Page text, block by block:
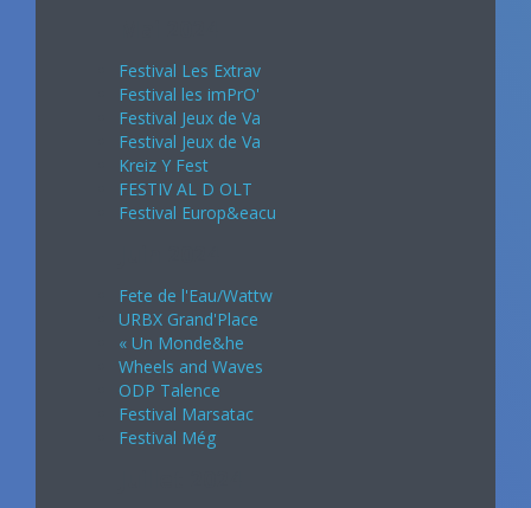
Festival Les Extrav
Festival les imPrO'
Festival Jeux de Va
Festival Jeux de Va
Kreiz Y Fest
FESTIV AL D OLT
Festival Europ&eacu
Fete de l'Eau/Wattw
URBX Grand'Place
« Un Monde&he
Wheels and Waves
ODP Talence
Festival Marsatac
Festival Még